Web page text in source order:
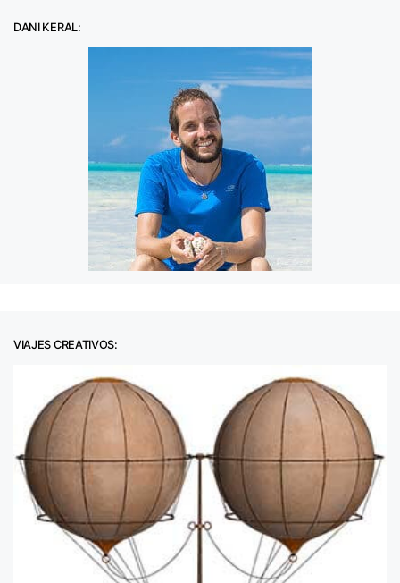
DANI KERAL:
VIAJES CREATIVOS: